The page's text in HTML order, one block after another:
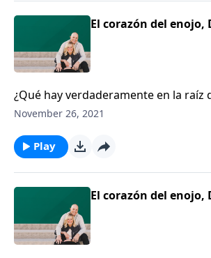
El corazón del enojo,
¿Qué hay verdaderamente en la raíz
Chip Ingram nos ofrece consejos
November 26, 2021
Play
El corazón del enojo,